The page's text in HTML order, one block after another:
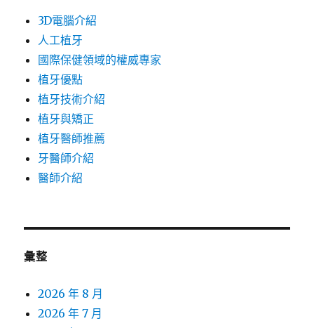
3D電腦介紹
人工植牙
國際保健領域的權威專家
植牙優點
植牙技術介紹
植牙與矯正
植牙醫師推薦
牙醫師介紹
醫師介紹
彙整
2026 年 8 月
2026 年 7 月